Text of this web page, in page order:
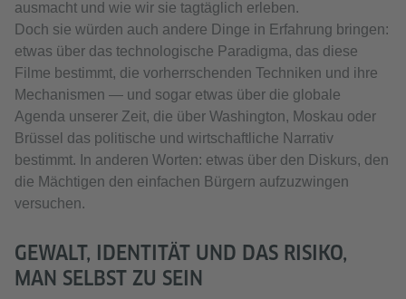
ausmacht und wie wir sie tagtäglich erleben.
Doch sie würden auch andere Dinge in Erfahrung bringen:
etwas über das technologische Paradigma, das diese
Filme bestimmt, die vorherrschenden Techniken und ihre
Mechanismen — und sogar etwas über die globale
Agenda unserer Zeit, die über Washington, Moskau oder
Brüssel das politische und wirtschaftliche Narrativ
bestimmt. In anderen Worten: etwas über den Diskurs, den
die Mächtigen den einfachen Bürgern aufzuzwingen
versuchen.
GEWALT, IDENTITÄT UND DAS RISIKO,
MAN SELBST ZU SEIN